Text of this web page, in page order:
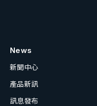
News
新聞中心
產品新訊
訊息發布